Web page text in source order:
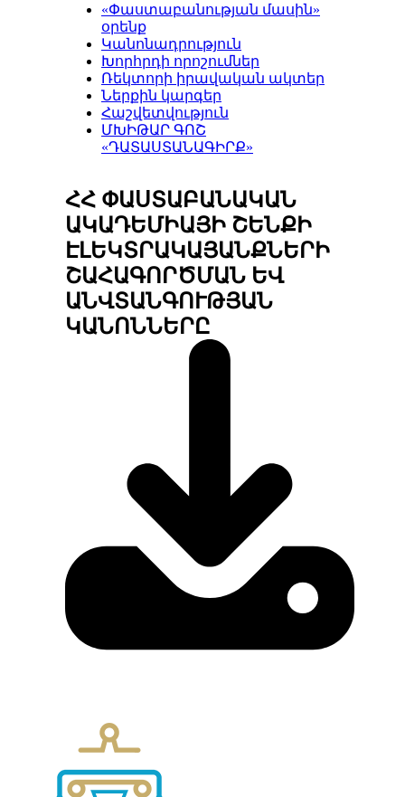
«Փաստաբանության մասին»
օրենք
Կանոնադրություն
Խորհրդի որոշումներ
Ռեկտորի իրավական ակտեր
Ներքին կարգեր
Հաշվետվություն
ՄԽԻԹԱՐ ԳՈՇ
«ԴԱՏԱՍՏԱՆԱԳԻՐՔ»
ՀՀ ՓԱՍՏԱԲԱՆԱԿԱՆ
ԱԿԱԴԵՄԻԱՅԻ ՇԵՆՔԻ
ԷԼԵԿՏՐԱԿԱՅԱՆՔՆԵՐԻ
ՇԱՀԱԳՈՐԾՄԱՆ ԵՎ
ԱՆՎՏԱՆԳՈՒԹՅԱՆ
ԿԱՆՈՆՆԵՐԸ